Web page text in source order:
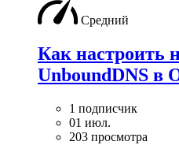
Средний
Как настроить
UnboundDNS в
1 подписчик
01 июл.
203 просмотра